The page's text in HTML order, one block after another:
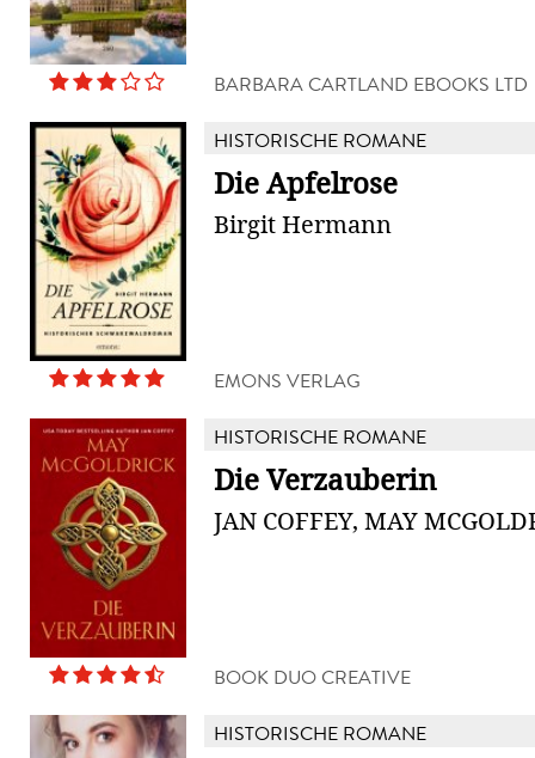
BARBARA CARTLAND EBOOKS LTD
HISTORISCHE ROMANE
Die Apfelrose
Birgit Hermann
EMONS VERLAG
HISTORISCHE ROMANE
Die Verzauberin
JAN COFFEY, MAY
BOOK DUO CREATIVE
HISTORISCHE ROMANE